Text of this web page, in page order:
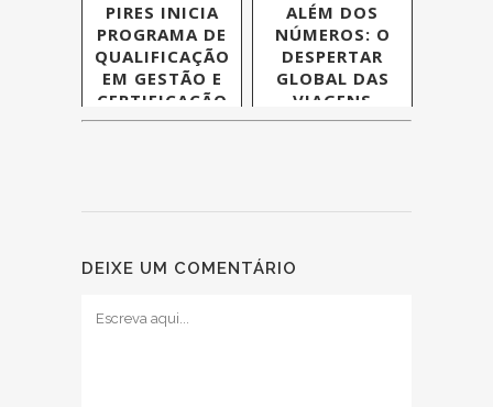
PIRES INICIA
PROGRAMA DE
QUALIFICAÇÃO
EM GESTÃO E
CERTIFICAÇÃO
PARA EMPRESAS
ALÉM DOS
NÚMEROS: O
DESPERTAR
GLOBAL DAS
VIAGENS
DEIXE UM COMENTÁRIO